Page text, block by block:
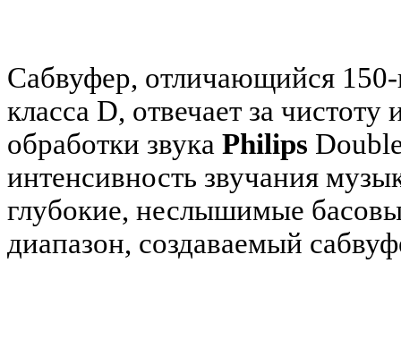
Сабвуфер, отличающийся
класса D, отвечает за
обработки звука Philips
интенсивность звучания
глубокие, неслышимые
диапазон, создаваемый